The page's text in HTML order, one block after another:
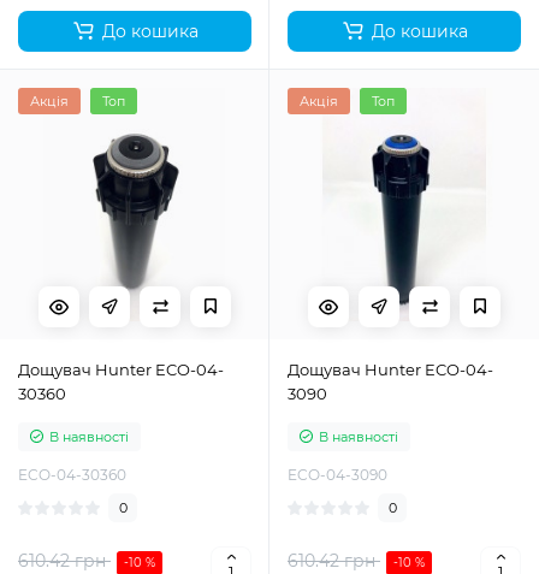
До кошика До кошика
Акція Топ
Дощувач Hunter ECO-04-
30360
В наявності
ECO-04-30360
0
610.42 грн -10 %
Акція Топ
Дощувач Hunter ECO-04-
3090
В наявності
ECO-04-3090
0
610.42 грн -10 %